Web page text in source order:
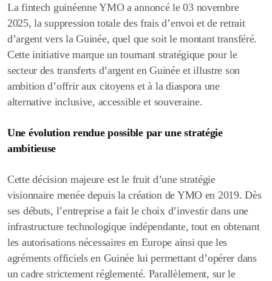
La fintech guinéenne YMO a annoncé le 03 novembre
2025, la suppression totale des frais d’envoi et de retrait
d’argent vers la Guinée, quel que soit le montant transféré.
Cette initiative marque un tournant stratégique pour le
secteur des transferts d’argent en Guinée et illustre son
ambition d’offrir aux citoyens et à la diaspora une
alternative inclusive, accessible et souveraine.
Une évolution rendue possible par une stratégie
ambitieuse
Cette décision majeure est le fruit d’une stratégie
visionnaire menée depuis la création de YMO en 2019. Dès
ses débuts, l’entreprise a fait le choix d’investir dans une
infrastructure technologique indépendante, tout en obtenant
les autorisations nécessaires en Europe ainsi que les
agréments officiels en Guinée lui permettant d’opérer dans
un cadre strictement réglementé. Parallèlement, sur le